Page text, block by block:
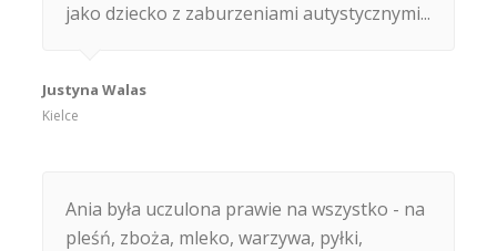
jako dziecko z zaburzeniami autystycznymi...
Justyna Walas
Kielce
Ania była uczulona prawie na wszystko - na
pleśń, zboża, mleko, warzywa, pyłki,